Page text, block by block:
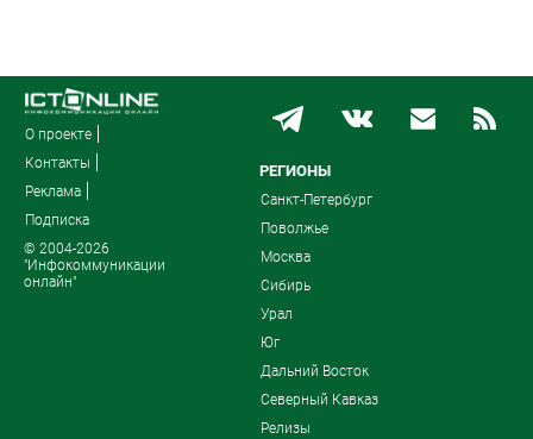
О проекте
Контакты
Реклама
Подписка
© 2004-2026
"Инфокоммуникации
онлайн"
РЕГИОНЫ
Санкт-Петербург
Поволжье
Москва
Сибирь
Урал
Юг
Дальний Восток
Северный Кавказ
Релизы